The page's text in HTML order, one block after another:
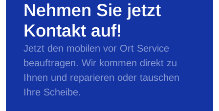
Nehmen Sie jetzt
Kontakt auf!
Jetzt den mobilen vor Ort Service
beauftragen. Wir kommen direkt zu
Ihnen und reparieren oder tauschen
Ihre Scheibe.